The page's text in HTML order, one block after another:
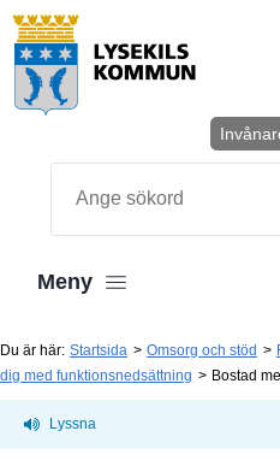
Meny
Du är här: Startsida Omsorg och stöd
dig med funktionsnedsättning
Bostad
Lyssna